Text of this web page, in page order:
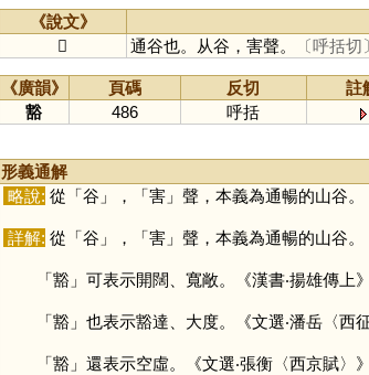
《說文》
𧯆
通谷也。从谷，害聲。 〔呼括切〕
《廣韻》 頁碼 反切
註
豁
486 呼括
形義通解
略說: 從「谷 」，「害」聲，本義為通暢的山谷。
詳解: 從「谷 」，「害」聲，本義為通暢的山谷。
「豁 」可表示開闊、寬敞。《漢書‧揚雄傳上
「豁 」也表示豁達、大度。《文選‧潘岳〈西
「豁 」還表示空虛。《文選‧張衡〈西京賦〉